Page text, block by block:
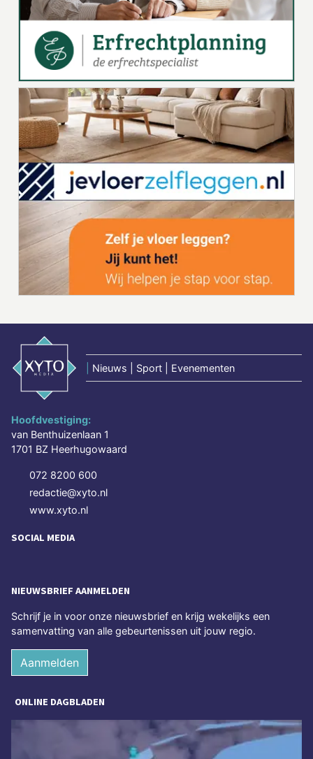
Nieuws | Sport | Evenementen
Hoofdvestiging:
van Benthuizenlaan 1
1701 BZ Heerhugowaard
072 8200 600
redactie@xyto.nl
www.xyto.nl
SOCIAL MEDIA
NIEUWSBRIEF AANMELDEN
Schrijf je in voor onze nieuwsbrief en krijg wekelijks een
samenvatting van alle gebeurtenissen uit jouw regio.
Aanmelden
ONLINE DAGBLADEN